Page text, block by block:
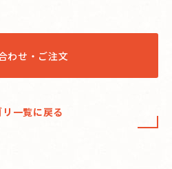
わせ・ご注文
一覧に戻る